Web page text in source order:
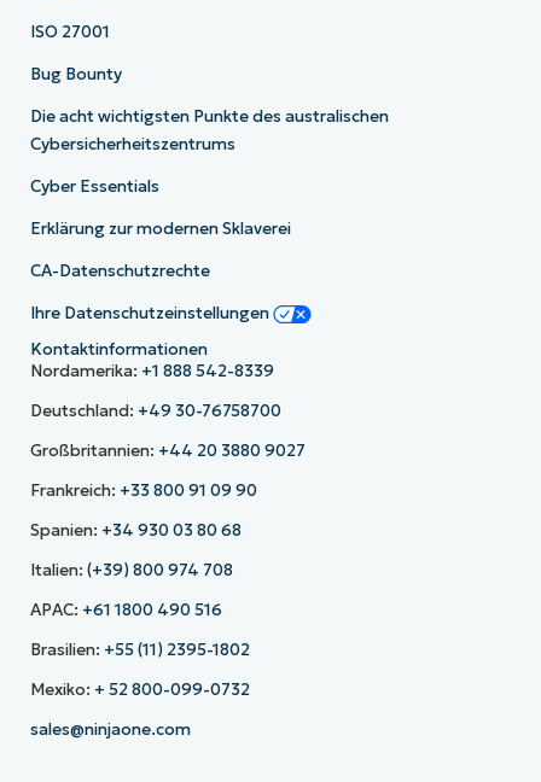
ISO 27001
Bug Bounty
Die acht wichtigsten Punkte des australischen
Cybersicherheitszentrums
Cyber Essentials
Erklärung zur modernen Sklaverei
CA-Datenschutzrechte
Ihre Datenschutzeinstellungen
Kontaktinformationen
Nordamerika: +1 888 542-8339
Deutschland: +49 30-76758700
Großbritannien: +44 20 3880 9027
Frankreich: +33 800 91 09 90
Spanien: +34 930 03 80 68
Italien: (+39) 800 974 708
APAC: +61 1800 490 516
Brasilien: +55 (11) 2395-1802
Mexiko: + 52 800-099-0732
sales@ninjaone.com